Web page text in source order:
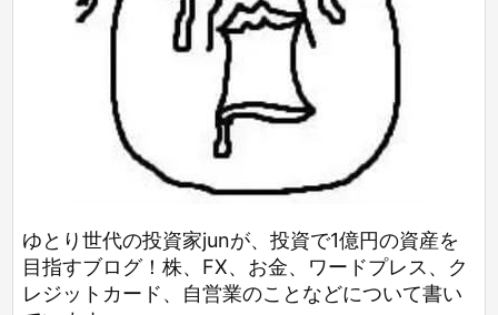
ゆとり世代の投資家junが、投資で1億円の資産を
目指すブログ！株、FX、お金、ワードプレス、ク
レジットカード、自営業のことなどについて書い